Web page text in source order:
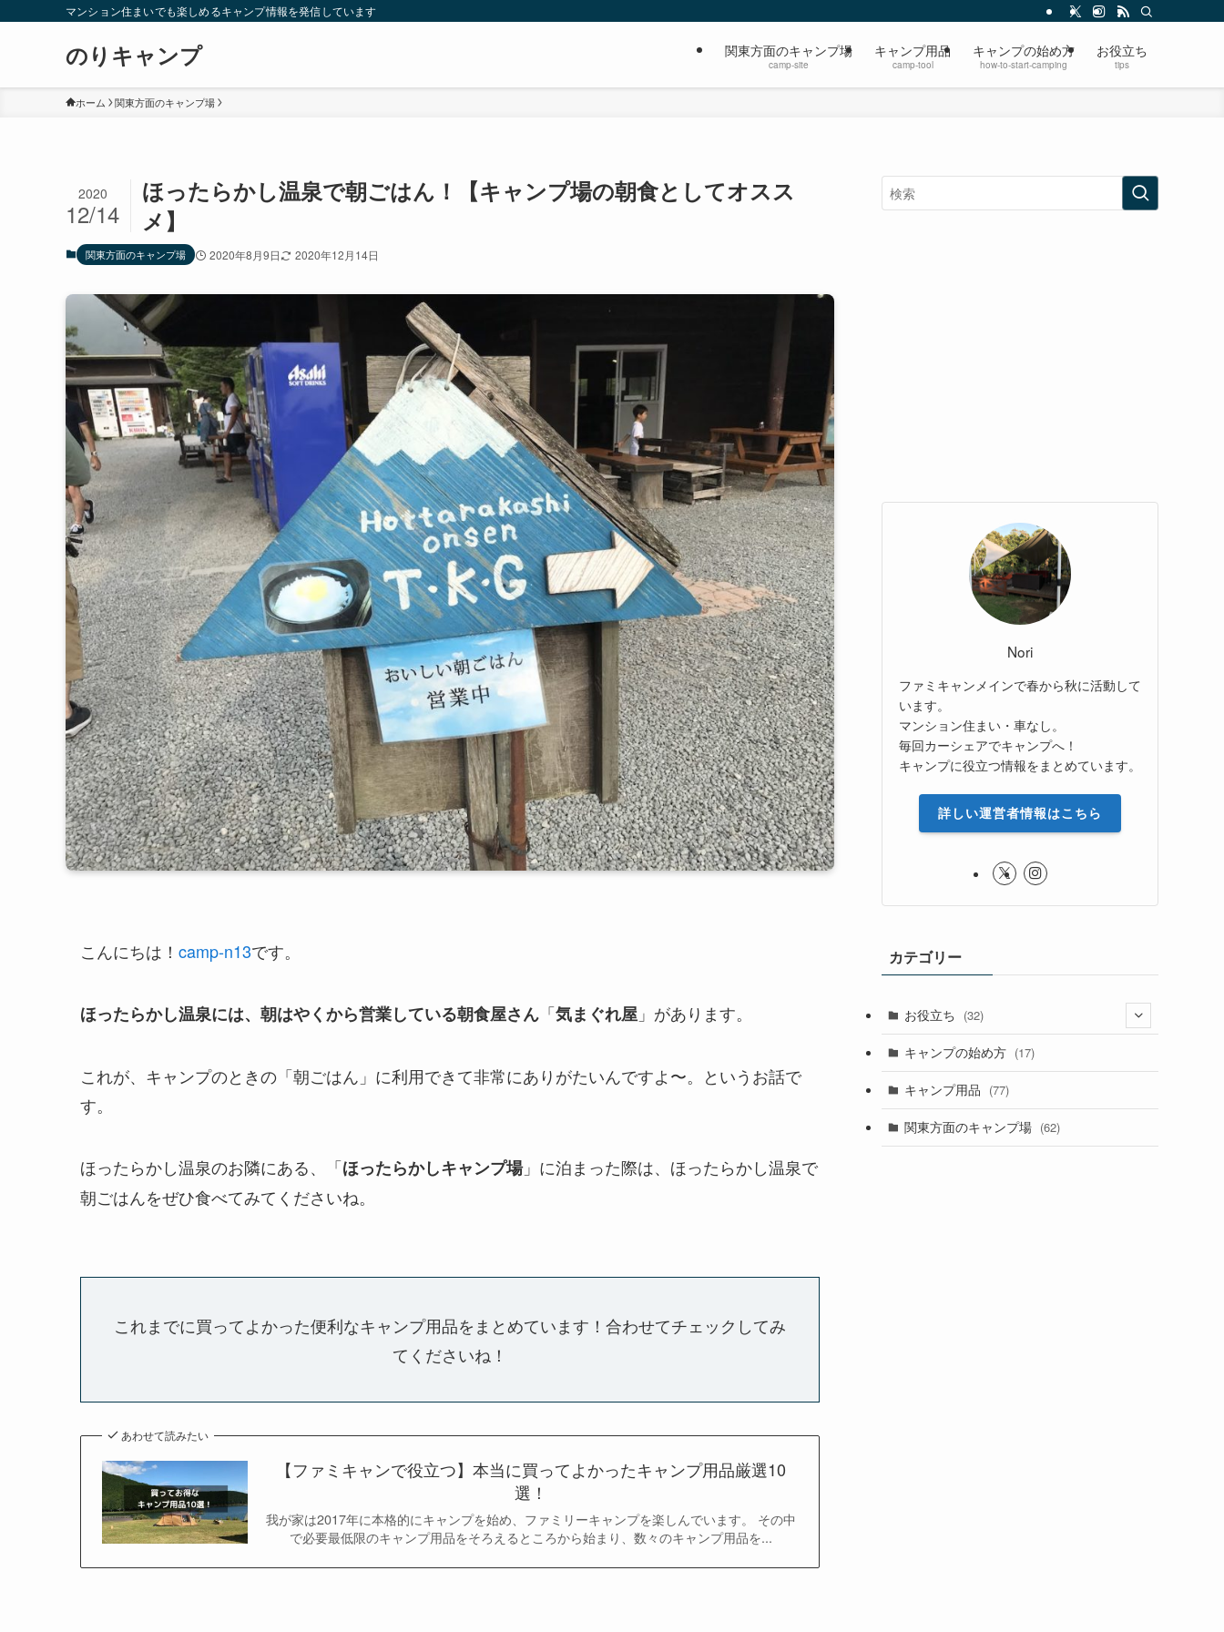
マンション住まいでも楽しめるキャンプ情報を発信しています
のりキャンプ 関東方面のキャンプ場
camp-site
キャンプ用品
camp-tool
キャンプの始め方
how-to-start-camping
お役立ち
tips
ホーム 関東方面のキャンプ場
ほったらかし温泉で朝ごはん！【キャンプ場の朝食としてオスス
メ】
2020
12/14
関東方面のキャンプ場 2020年8月9日 2020年12月14日
こんにちは！ camp-n13です。
ほったらかし温泉には、朝はやくから営業している朝食屋さん 「気まぐれ屋 」があります。
これが、キャンプのときの「朝ごはん」に利用できて非常にありがたいんですよ〜。というお話で
す。
ほったらかし温泉のお隣にある、「ほったらかしキャンプ場」に泊まった際は、ほったらかし温泉で
朝ごはんをぜひ食べてみてくださいね。
これまでに買ってよかった便利なキャンプ用品をまとめています！合わせてチェックしてみ
てくださいね！
あわせて読みたい
【ファミキャンで役立つ】本当に買ってよかったキャンプ用品厳選10
選！
我が家は2017年に本格的にキャンプを始め、ファミリーキャンプを楽しんでいます。 その中
で必要最低限のキャンプ用品をそろえるところから始まり、数々のキャンプ用品を...
Nori
ファミキャンメインで春から秋に活動して
います。
マンション住まい・車なし。
毎回カーシェアでキャンプへ！
キャンプに役立つ情報をまとめています。
詳しい運営者情報はこちら
カテゴリー
お役立ち (32)
(8)
(4)
キャンプの始め方 (17)
キャンプ用品 (77)
関東方面のキャンプ場 (62)